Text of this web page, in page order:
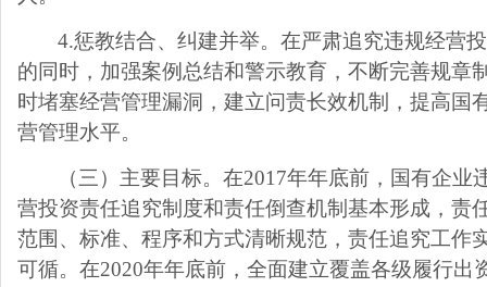
4.惩教结合、纠建并举。在严肃追究违规经营
的同时，加强案例总结和警示教育，不断完善规章
时堵塞经营管理漏洞，建立问责长效机制，提高国
营管理水平。
（三）主要目标。在2017年年底前，国有企业
营投资责任追究制度和责任倒查机制基本形成，责
范围、标准、程序和方式清晰规范，责任追究工作
可循。在2020年年底前，全面建立覆盖各级履行出